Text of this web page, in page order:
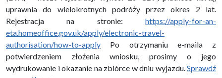
uprawnia do wielokrotnych podróży przez okres 2 lat.
Rejestracja na stronie: https://apply-for-an-
eta.homeoffice.gov.uk/apply/electronic-travel-
authorisation/how-to-apply Po otrzymaniu e-maila z
potwierdzeniem złożenia wniosku, prosimy o jego
wydrukowanie i okazanie na zbiórce w dniu wyjazdu. Sprawdź